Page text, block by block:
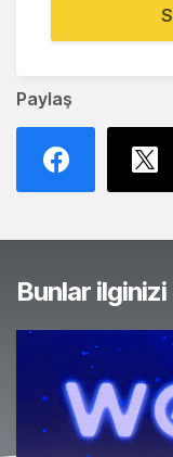
Paylaş
Bunlar